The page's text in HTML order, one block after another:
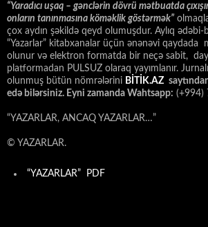
“Yaradıcı uşaq – gәnclәrin dövrü mәtbuatda
onların tanınmasına kömәklik göstәrmәk”
çox aydın şəkildə qeyd olumuşdur. Aylıq
“Yazarlar” kitabxanalar üçün ənənəvi qaydada
olunur və elektron formatda bir neçə sabit,
platformadan PULSUZ olaraq yayımlanır.
olunmuş bütün nömrələrini BİTİK.AZ
edə bilərsiniz. Eyni zamanda Wahtsapp: (+994)
“YAZARLAR, ANCAQ YAZARLAR…”
© YAZARLAR.
“YAZARLAR” PDF